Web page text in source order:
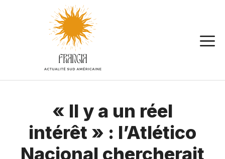
« Il y a un réel
intérêt » : l’Atlético
Nacional chercherait